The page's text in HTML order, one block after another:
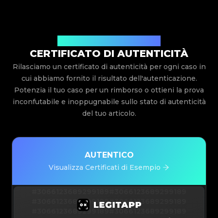
CERTIFICATO DI AUTENTICITÀ
Rilasciamo un certificato di autenticità per ogni caso in
cui abbiamo fornito il risultato dell'autenticazione.
Potenzia il tuo caso per un rimborso o ottieni la prova
inconfutabile e inoppugnabile sullo stato di autenticità
del tuo articolo.
AUTENTICO
Visualizza Certificati di Esempio
#3066123689299189#3066123689299189
#3066123689299189#3066123689299189